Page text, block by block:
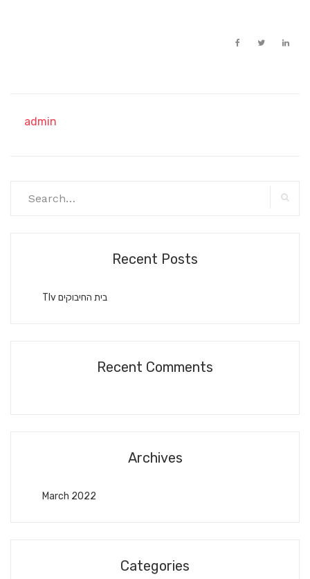
admin
Recent Posts
Tlv בית החיבוקים
Recent Comments
Archives
March 2022
Categories